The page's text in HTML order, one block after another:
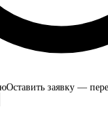
Оставить заявку —